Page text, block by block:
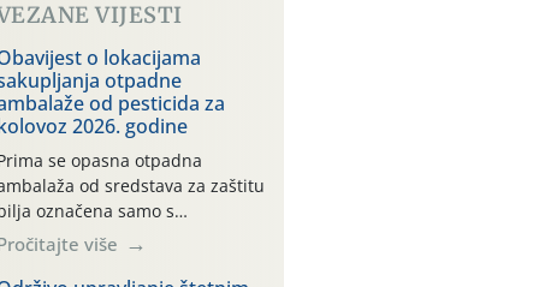
VIJESTI
o lokacijama
otpadne
od pesticida za
2026. godine
se opasna otpadna
od sredstava za zaštitu
označena samo s
i oznakom
CROCPA EKO MODEL:
više